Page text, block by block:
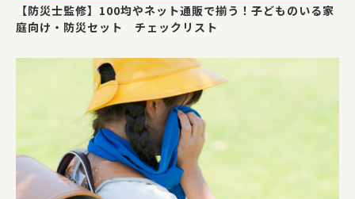
【防災士監修】100均やネット通販で揃う！子どものいる家
庭向け・防災セット チェックリスト